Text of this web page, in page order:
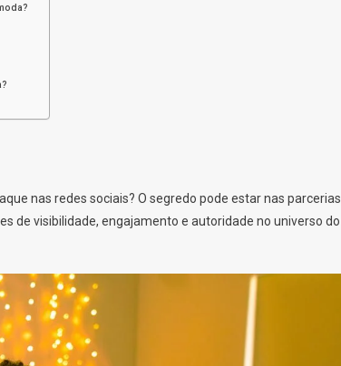
nas redes sociais? O segredo pode estar nas parcerias
de visibilidade, engajamento e autoridade no universo do